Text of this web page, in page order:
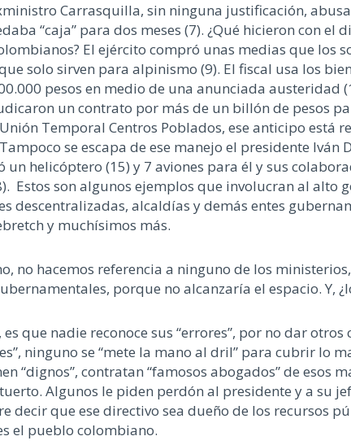
Carrasquilla, sin ninguna justificación,
“caja” para dos meses (7). ¿Qué hicieron con el
El ejército compró unas medias que los
solo sirven para alpinismo (9). El fiscal usa los
pesos en medio de una anunciada austeridad
un contrato por más de un billón de pesos
Temporal Centros Poblados, ese anticipo está
se escapa de ese manejo el presidente Iván
helicóptero (15) y 7 aviones para él y sus
Estos son algunos ejemplos que involucran al alto
descentralizadas, alcaldías y demás entes
y muchísimos más.
no hacemos referencia a ninguno de los
porque no alcanzaría el espacio. Y,
que nadie reconoce sus “errores”, por no dar
ninguno se “mete la mano al dril” para cubrir lo
“dignos”, contratan “famosos abogados” de esos
Algunos le piden perdón al presidente y a su
decir que ese directivo sea dueño de los recursos
el pueblo colombiano.